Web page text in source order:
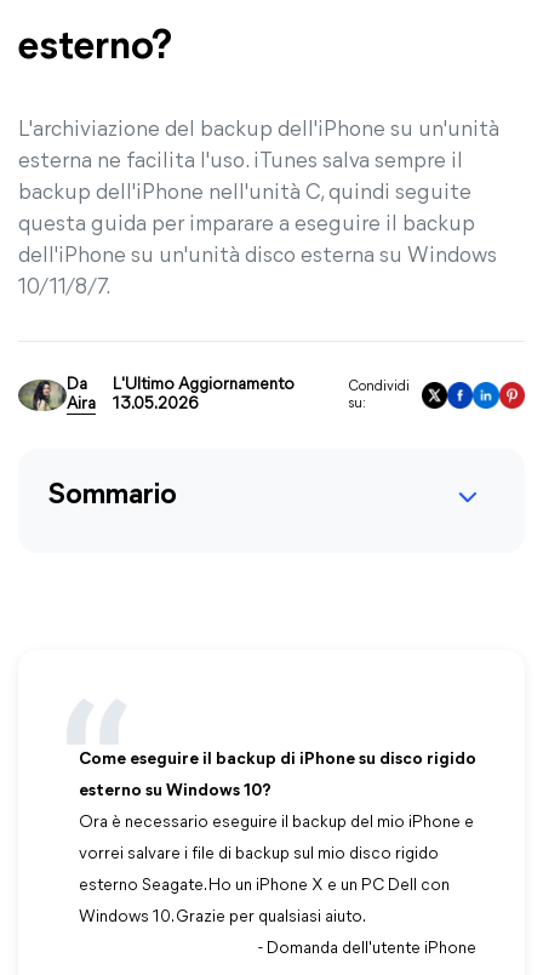
esterno?
L'archiviazione del backup dell'iPhone su un'unità
esterna ne facilita l'uso. iTunes salva sempre il
backup dell'iPhone nell'unità C, quindi seguite
questa guida per imparare a eseguire il backup
dell'iPhone su un'unità disco esterna su Windows
10/11/8/7.
Da
Aira
L'Ultimo Aggiornamento
13.05.2026
Condividi
su:
Sommario
Come eseguire il backup di iPhone su disco rigido
esterno su Windows 10?
Ora è necessario eseguire il backup del mio iPhone e
vorrei salvare i file di backup sul mio disco rigido
esterno Seagate. Ho un iPhone X e un PC Dell con
Windows 10. Grazie per qualsiasi aiuto.
- Domanda dell'utente iPhone